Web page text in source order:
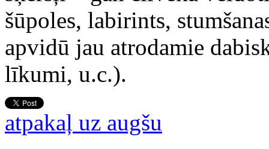
šūpoles, labirints,
apvidū jau atrodamie
līkumi, u.c.).
atpakaļ uz augšu